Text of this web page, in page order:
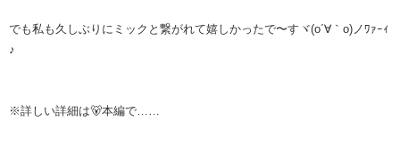
でも私も久しぶりにミックと繋がれて嬉しかったで〜すヾ(o´∀｀o)ノﾜｧｰｨ
♪
※詳しい詳細は🐻‍本編で……